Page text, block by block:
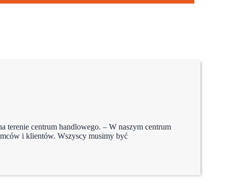
terenie centrum handlowego. – W naszym centrum
i klientów. Wszyscy musimy być